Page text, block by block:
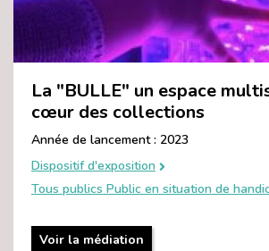
La "BULLE" un espace
cœur des collections
Année de lancement : 2023
Dispositif d'exposition
Tous publics Public en situation de
Voir la médiation